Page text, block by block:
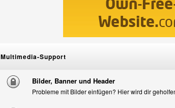
Multimedia-Support
Bilder, Banner und Header
Probleme mit Bilder einfügen? Hier wird dir